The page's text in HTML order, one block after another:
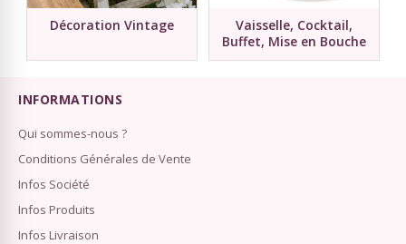
Décoration Vintage
Vaisselle, Cocktail,
Buffet, Mise en Bouche
INFORMATIONS
Qui sommes-nous ?
Conditions Générales de Vente
Infos Société
Infos Produits
Infos Livraison